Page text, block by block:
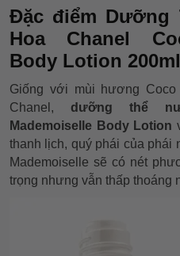
Đặc điểm Dưỡng
Hoa Chanel
Body Lotion 200ml
Giống với mùi hương Coco
Chanel, dưỡng thể
Mademoiselle Body Lotion
thanh lịch, quý phái của
Mademoiselle sẽ có nét
trọng nhưng vẫn thấp thoáng